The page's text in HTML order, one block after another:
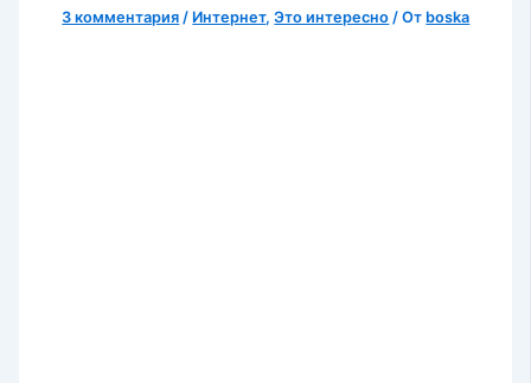
3 комментария / Интернет,Это интересно / От boska